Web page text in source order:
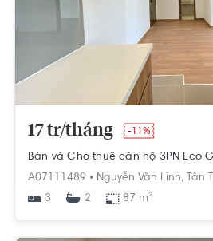
17 tr/tháng -11%
Bán và Cho thuê căn hộ 3PN Eco
A07111489 • Nguyễn Văn Linh, Tân
3
2 87 m²